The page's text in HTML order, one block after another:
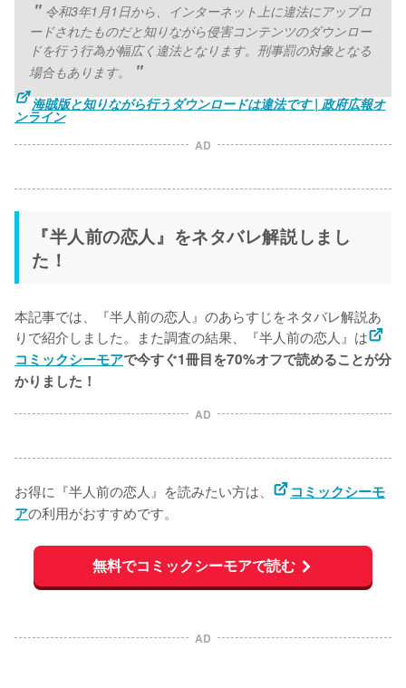
令和3年1月1日から、インターネット上に違法にアップロ
ードされたものだと知りながら侵害コンテンツのダウンロー
ドを行う行為が幅広く違法となります。刑事罰の対象となる
場合もあります。
海賊版と知りながら行うダウンロードは違法です | 政府広報オ
ンライン
AD
『半人前の恋人』をネタバレ解説しまし
た！
本記事では、『半人前の恋人』のあらすじをネタバレ解説あ
りで紹介しました。また調査の結果、『半人前の恋人』は
コミックシーモアで今すぐ1冊目を70%オフで読めることが分
かりました！
AD
お得に『半人前の恋人』を読みたい方は、
コミックシーモ
アの利用がおすすめです。
無料でコミックシーモアで読む
AD